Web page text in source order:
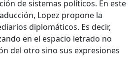
de sistemas políticos. En este
Lopez propone la
diplomáticos. Es decir,
en el espacio letrado no
del otro sino sus expresiones